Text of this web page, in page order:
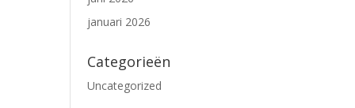
januari 2026
Categorieën
Uncategorized